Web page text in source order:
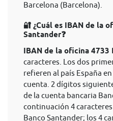
Barcelona (Barcelona).
🔐 ¿Cuál es IBAN de la
Santander❓
IBAN de la oficina 4733
caracteres. Los dos
refieren al país España
cuenta. 2 dígitos
de la cuenta bancaria
continuación 4 caracteres
Banco Santander; los 4